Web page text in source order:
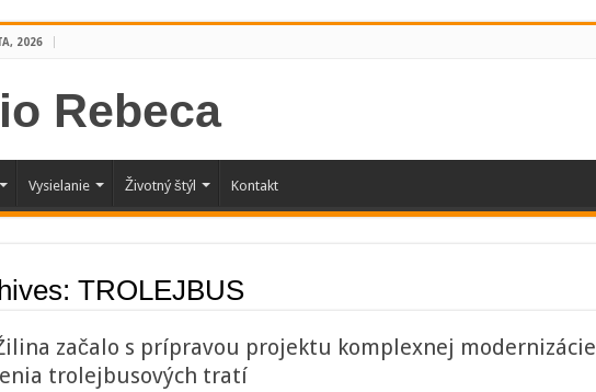
2026
Vysielanie Životný štýl Kontakt
TROLEJBUS
začalo s prípravou projektu komplexnej modernizácie
trolejbusových tratí